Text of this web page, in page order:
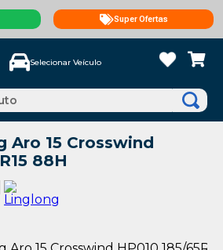
Super Ofertas
Selecionar Veículo
Aro 15 Crosswind
88H